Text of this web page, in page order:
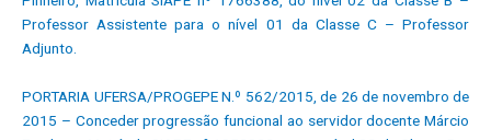
Professor Assistente para o nível 01 da Classe C – Professor
Adjunto.
PORTARIA UFERSA/PROGEPE N.º 562/2015, de 26 de novembro de
2015 – Conceder progressão funcional ao servidor docente Márcio